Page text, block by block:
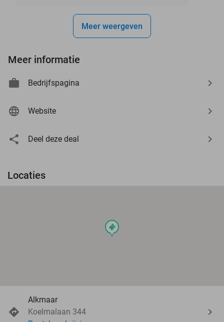
Meer weergeven
Meer informatie
Bedrijfspagina
Website
Deel deze deal
Locaties
events
Alkmaar
Koelmalaan 344